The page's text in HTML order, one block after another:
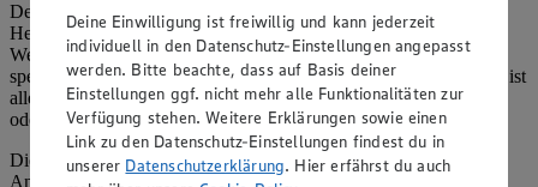
Der Inhalt dieser Website ist urheberrechtlich geschützt. Der
Herausgeber gewährt Ihnen jedoch das Recht, den auf dieser
Website bereitgestellten Text ganz oder ausschnittsweise zu
speichern und zu vervielfältigen. Aus Gründen des Urheberrechts ist
allerdings die Speicherung und Vervielfältigung von Bildmaterial
oder Grafiken aus dieser Website nicht gestattet.
Die verantwortliche Stelle ist nicht für die Inhalte der versendeten
Angebotsinformationen verantwortlich. Firma und Anschriften
Deine Einwilligung ist freiwillig und kann jederzeit
individuell in den Datenschutz-Einstellungen angepasst
werden. Bitte beachte, dass auf Basis deiner
Einstellungen ggf. nicht mehr alle Funktionalitäten zur
Verfügung stehen. Weitere Erklärungen sowie einen
Link zu den Datenschutz-Einstellungen findest du in
unserer Datenschutzerklärung. Hier erfährst du auch